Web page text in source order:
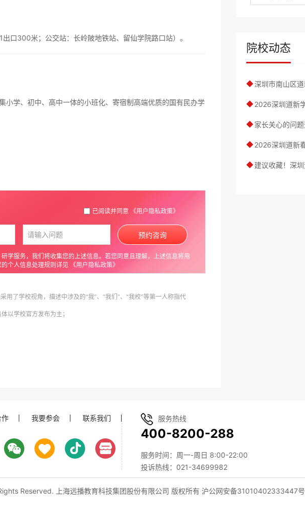
口300米；公交站：长岭陂地铁站、留仙学院路口站）。
小学、初中、高中一体的小班化、寄宿制高端优质的国有民办学
已阅读并同意 《用户隐私政策》
学服务，我们将收集您的上述信息。若您同意且理解，上述信息将用
个人信息处理规则详见 《用户隐私政策》
预约咨询
了学校视角，描述中涉及的“我”、“我们”、“我校”等第一人称指代
以学校官方发布为主；
院校动态
◆
◆
◆
◆
◆
作 我要参会 联系我们 服务热线
400-8200-288
服务时间：周一-周日 8:00-22:00
投诉热线：021-34699982
Reserved. 上海远播教育科技集团股份有限公司 版权所有 沪公网安备31010402333447号